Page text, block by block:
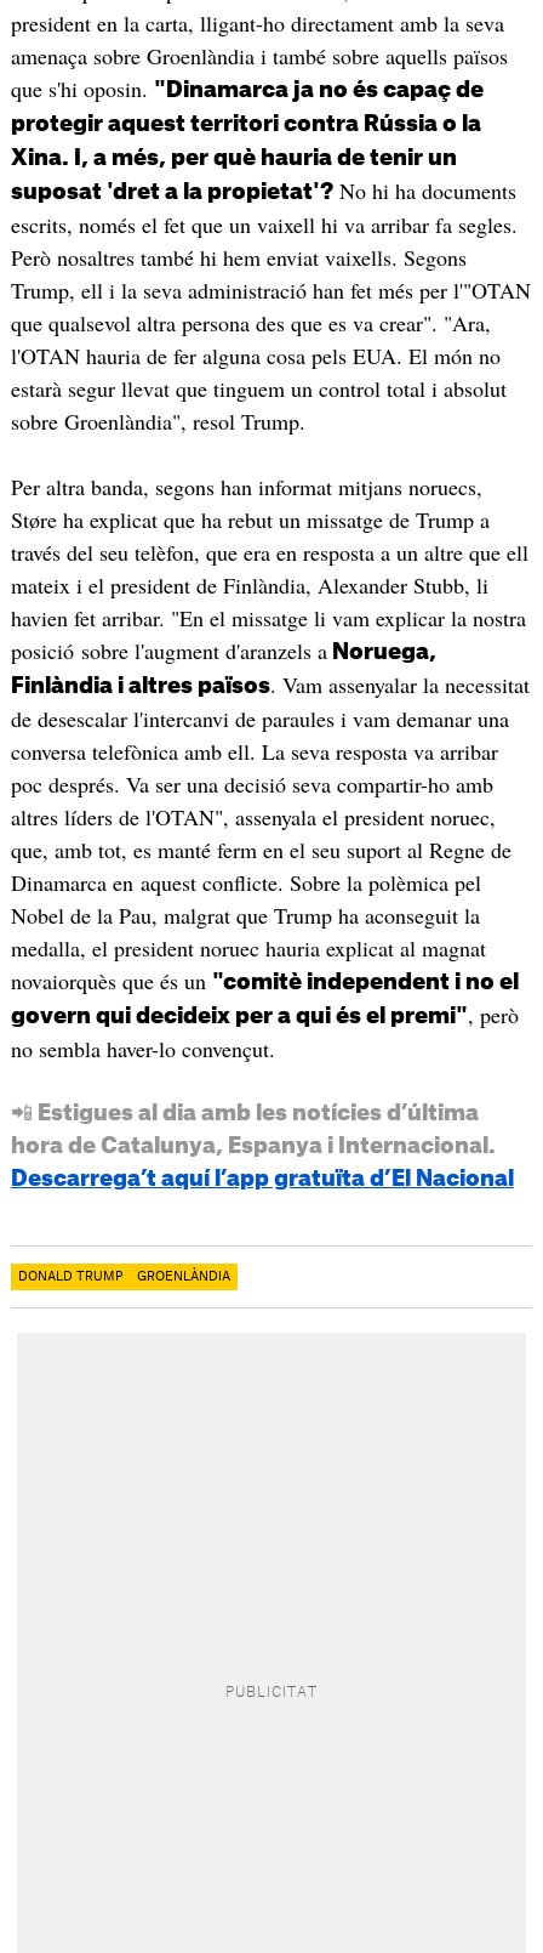
president en la carta, lligant-ho directament amb la seva
amenaça sobre Groenlàndia i també sobre aquells països
que s'hi oposin. "Dinamarca ja no és capaç de
protegir aquest territori contra Rússia o la
Xina. I, a més, per què hauria de tenir un
suposat 'dret a la propietat'?No hi ha documents
escrits, només el fet que un vaixell hi va arribar fa segles.
Però nosaltres també hi hem enviat vaixells. Segons
Trump, ell i la seva administració han fet més per l'"OTAN
que qualsevol altra persona des que es va crear". "Ara,
l'OTAN hauria de fer alguna cosa pels EUA. El món no
estarà segur llevat que tinguem un control total i absolut
sobre Groenlàndia", resol Trump.
Per altra banda, segons han informat mitjans noruecs,
Støre ha explicat que ha rebut un missatge de Trump a
través del seu telèfon, que era en resposta a un altre que ell
mateix i el president de Finlàndia, Alexander Stubb, li
havien fet arribar. "En el missatge li vam explicar la nostra
posició sobre l'augment d'aranzels a Noruega,
Finlàndia i altres països. Vam assenyalar la necessitat
de desescalar l'intercanvi de paraules i vam demanar una
conversa telefònica amb ell. La seva resposta va arribar
poc després. Va ser una decisió seva compartir-ho amb
altres líders de l'OTAN", assenyala el president noruec,
que, amb tot, es manté ferm en el seu suport al Regne de
Dinamarca en aquest conflicte. Sobre la polèmica pel
Nobel de la Pau, malgrat que Trump ha aconseguit la
medalla, el president noruec hauria explicat al magnat
novaiorquès que és un "comitè independent i no el
govern qui decideix per a qui és el premi", però
no sembla haver-lo convençut.
📲 Estigues al dia amb les notícies d’última
hora de Catalunya, Espanya i Internacional.
Descarrega’t aquí l’app gratuïta d’El Nacional
DONALD TRUMP GROENLÀNDIA